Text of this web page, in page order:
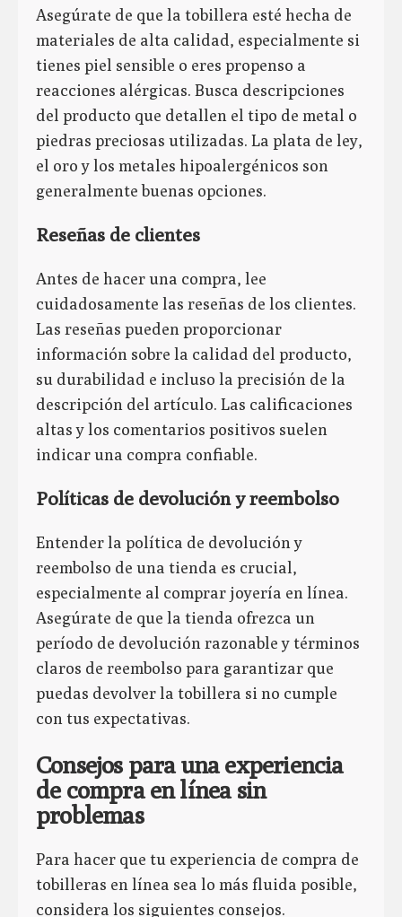
Asegúrate de que la tobillera esté hecha de
materiales de alta calidad, especialmente si
tienes piel sensible o eres propenso a
reacciones alérgicas. Busca descripciones
del producto que detallen el tipo de metal o
piedras preciosas utilizadas. La plata de ley,
el oro y los metales hipoalergénicos son
generalmente buenas opciones.
Reseñas de clientes
Antes de hacer una compra, lee
cuidadosamente las reseñas de los clientes.
Las reseñas pueden proporcionar
información sobre la calidad del producto,
su durabilidad e incluso la precisión de la
descripción del artículo. Las calificaciones
altas y los comentarios positivos suelen
indicar una compra confiable.
Políticas de devolución y reembolso
Entender la política de devolución y
reembolso de una tienda es crucial,
especialmente al comprar joyería en línea.
Asegúrate de que la tienda ofrezca un
período de devolución razonable y términos
claros de reembolso para garantizar que
puedas devolver la tobillera si no cumple
con tus expectativas.
Consejos para una experiencia
de compra en línea sin
problemas
Para hacer que tu experiencia de compra de
tobilleras en línea sea lo más fluida posible,
considera los siguientes consejos.